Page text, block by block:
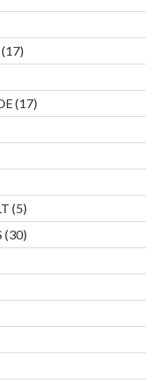
1717
Produkte
1717
Produkte
55
Produkte
3030
Produkte